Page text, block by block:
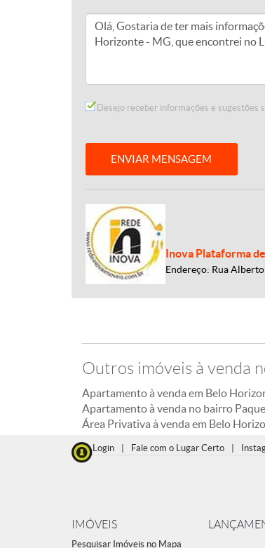
Desejo receber informações e sugestões
ENVIAR MENSAGEM
Inova Plataforma
Endereço: Rua
Outros imóveis à venda
Apartamento à venda em Belo
Apartamento à venda no bairro
Área Privativa à venda em Belo
Login Fale com o Lugar Certo
IMÓVEIS
Pesquisar Imóveis no Mapa